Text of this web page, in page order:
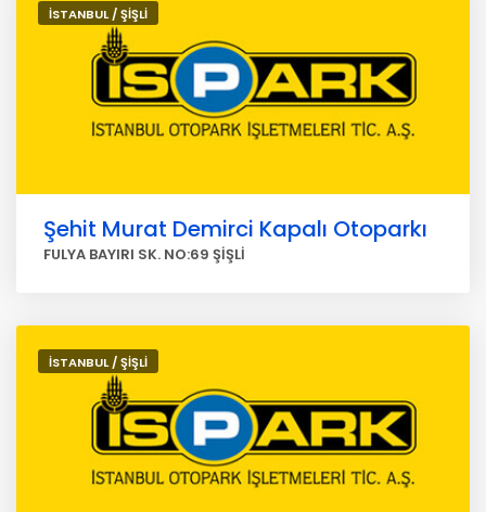
İSTANBUL / ŞİŞLİ
Şehit Murat Demirci Kapalı Otoparkı
FULYA BAYIRI SK. NO:69 ŞİŞLİ
İSTANBUL / ŞİŞLİ